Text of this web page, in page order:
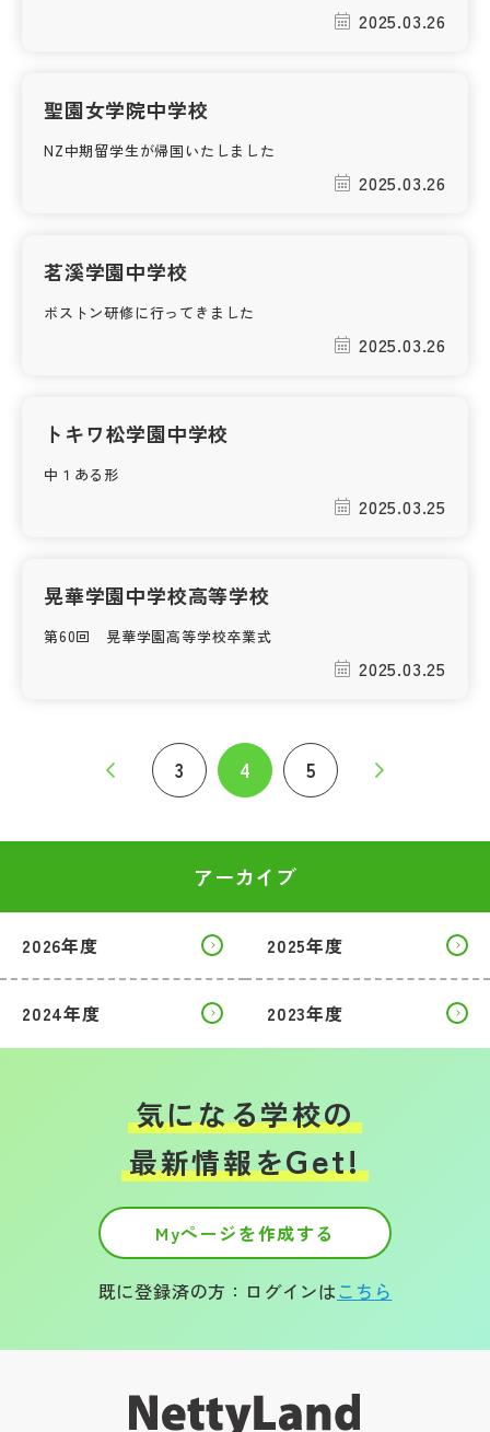
2025.03.26
聖園女学院中学校
NZ中期留学生が帰国いたしました
2025.03.26
茗溪学園中学校
ボストン研修に行ってきました
2025.03.26
トキワ松学園中学校
中１ある形
2025.03.25
晃華学園中学校高等学校
第60回 晃華学園高等学校卒業式
2025.03.25
3 4 5
アーカイブ
2026年度 2025年度
2024年度 2023年度
気になる学校の
最新情報をGet!
Myページを作成する
既に登録済の方：ログインはこちら